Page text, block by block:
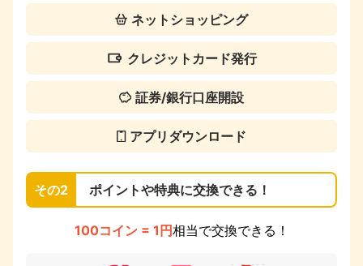
ネットショッピング
クレジットカード発行
証券/銀行口座開設
アプリダウンロード
その2 ポイントや特典に交換できる！
100コイン = 1円相当で交換できる！